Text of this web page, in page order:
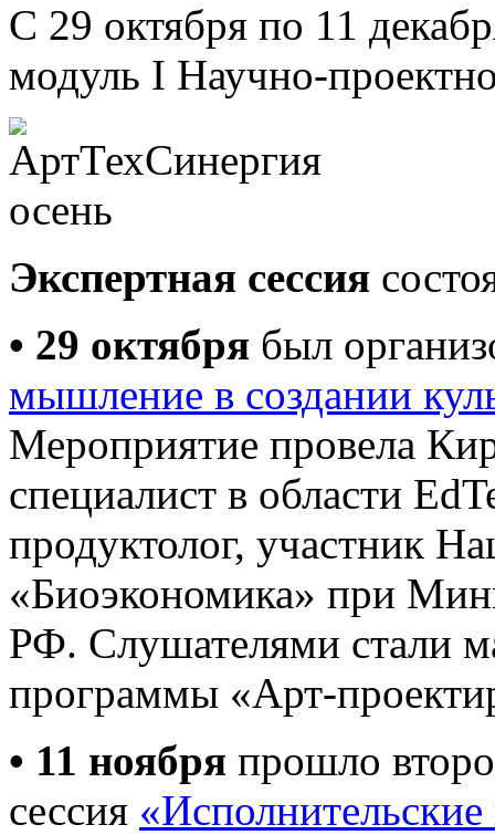
С 29 октября по 11
модуль I Научно-
Экспертная сессия
• 29 октября был
мышление в создании
Мероприятие провела
специалист в области
продуктолог, участник
«Биоэкономика» при
РФ. Слушателями стали
программы «Арт-
• 11 ноября прошло
сессия «Исполнительские